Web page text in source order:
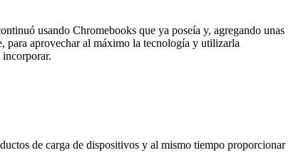
usando Chromebooks que ya poseía y, agregando unas
para aprovechar al máximo la tecnología y utilizarla
de carga de dispositivos y al mismo tiempo proporcionar